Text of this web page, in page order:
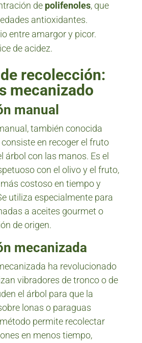
de polifenoles, que
antioxidantes.
entre amargor y picor.
de acidez.
recolección:
mecanizado
manual
también conocida
en recoger el fruto
árbol con las manos. Es el
con el olivo y el fruto,
costoso en tiempo y
utiliza especialmente para
a aceites gourmet o
de origen.
mecanizada
ha revolucionado
vibradores de tronco o de
el árbol para que la
lonas o paraguas
permite recolectar
en menos tiempo,